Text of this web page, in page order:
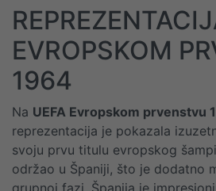
EVROPSKOM
1964
Na UEFA Evropskom prvenstvu
reprezentacija je pokazala
svoju prvu titulu evropskog
održao u Španiji, što je dodatno
grupnoj fazi, Španija je